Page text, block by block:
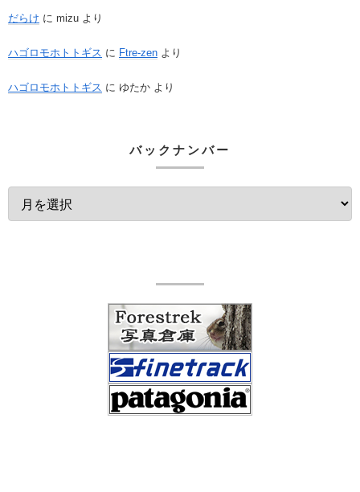
だらけ に mizu より
ハゴロモホトトギス に Ftre-zen より
ハゴロモホトトギス に ゆたか より
バックナンバー